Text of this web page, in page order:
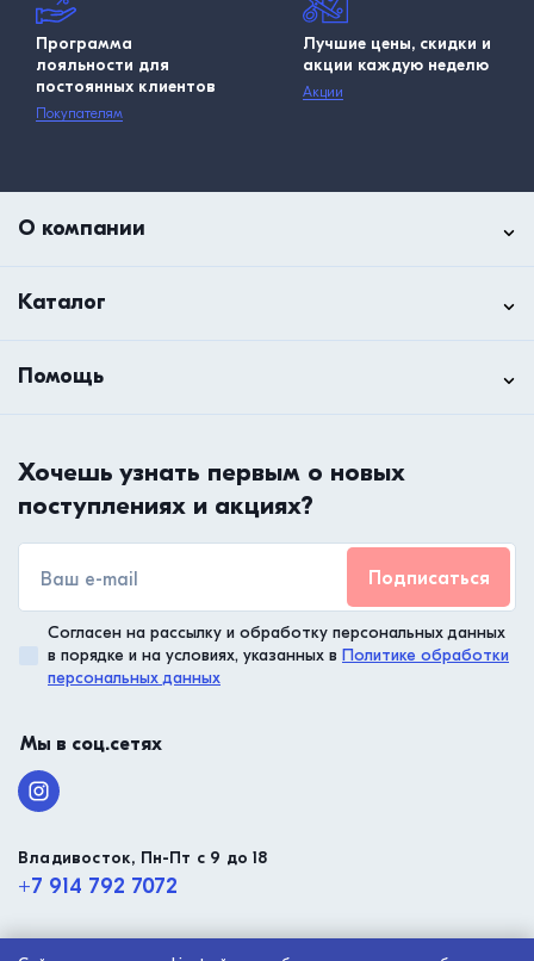
Программа
лояльности для
постоянных клиентов
Покупателям
Лучшие цены, скидки и
акции каждую неделю
Акции
О компании
Каталог
Помощь
Хочешь узнать первым о новых
поступлениях и акциях?
Подписаться
Согласен на рассылку и обработку персональных данных
в порядке и на условиях, указанных в Политике обработки
персональных данных
Мы в соц.сетях
Владивосток, Пн-Пт с 9 до 18
+7 914 792 7072